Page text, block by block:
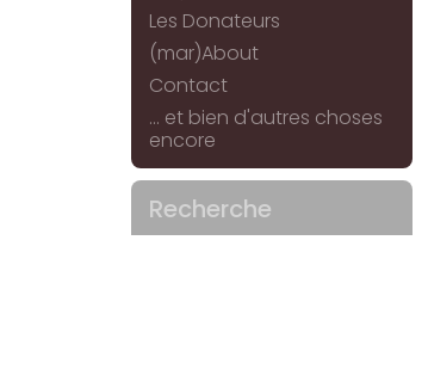
Les Donateurs
(mar)About
Contact
... et bien d'autres choses
encore
Recherche